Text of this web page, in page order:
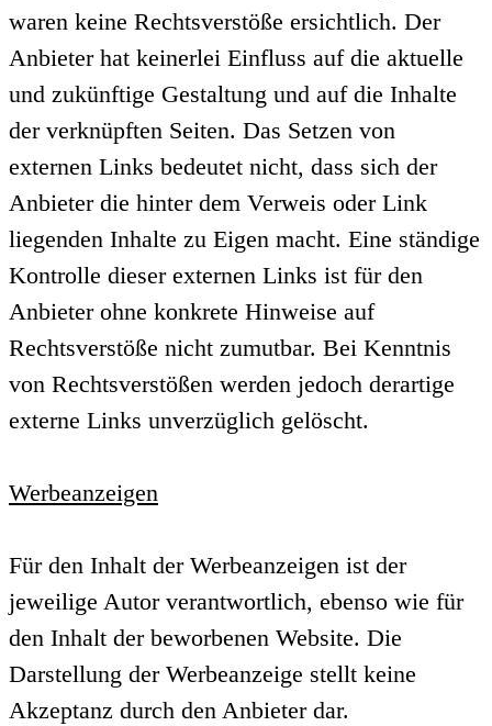
waren keine Rechtsverstöße ersichtlich. Der
Anbieter hat keinerlei Einfluss auf die aktuelle
und zukünftige Gestaltung und auf die Inhalte
der verknüpften Seiten. Das Setzen von
externen Links bedeutet nicht, dass sich der
Anbieter die hinter dem Verweis oder Link
liegenden Inhalte zu Eigen macht. Eine ständige
Kontrolle dieser externen Links ist für den
Anbieter ohne konkrete Hinweise auf
Rechtsverstöße nicht zumutbar. Bei Kenntnis
von Rechtsverstößen werden jedoch derartige
externe Links unverzüglich gelöscht.
Werbeanzeigen
Für den Inhalt der Werbeanzeigen ist der
jeweilige Autor verantwortlich, ebenso wie für
den Inhalt der beworbenen Website. Die
Darstellung der Werbeanzeige stellt keine
Akzeptanz durch den Anbieter dar.